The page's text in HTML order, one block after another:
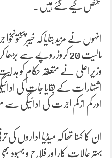
مختص کیے گئے ہیں۔
انہوں نے مزید بتایا کہ
وزیراعلی نے متعلقہ حکام کو
اشتہارات کے بقایا جات کی
اور کم از کم اجرت کی ادائیگی سے
ان کا کہنا تھا کہ میڈیا اداروں
بہتر حالاتِ کار اور فلاح و